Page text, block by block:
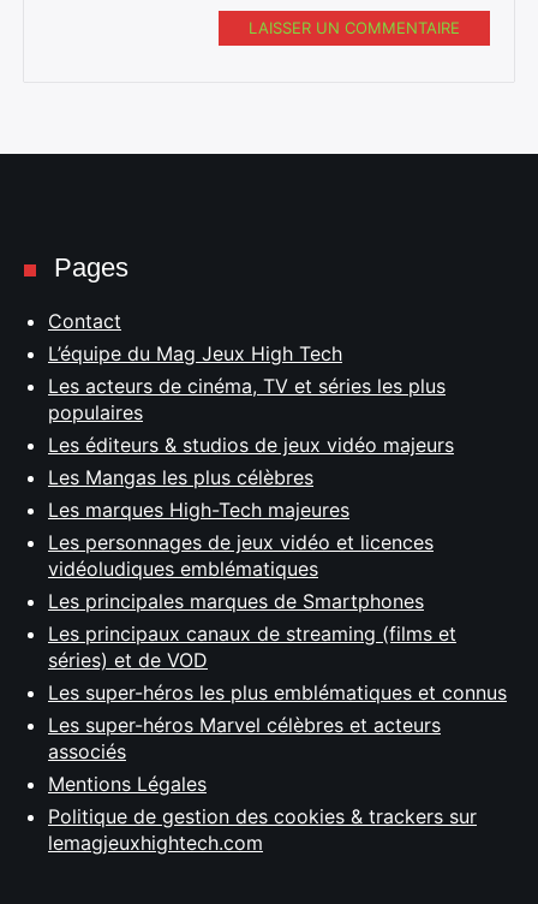
LAISSER UN COMMENTAIRE
Pages
Contact
L’équipe du Mag Jeux High Tech
Les acteurs de cinéma, TV et séries les plus
populaires
Les éditeurs & studios de jeux vidéo majeurs
Les Mangas les plus célèbres
Les marques High-Tech majeures
Les personnages de jeux vidéo et licences
vidéoludiques emblématiques
Les principales marques de Smartphones
Les principaux canaux de streaming (films et
séries) et de VOD
Les super-héros les plus emblématiques et connus
Les super-héros Marvel célèbres et acteurs
associés
Mentions Légales
Politique de gestion des cookies & trackers sur
lemagjeuxhightech.com